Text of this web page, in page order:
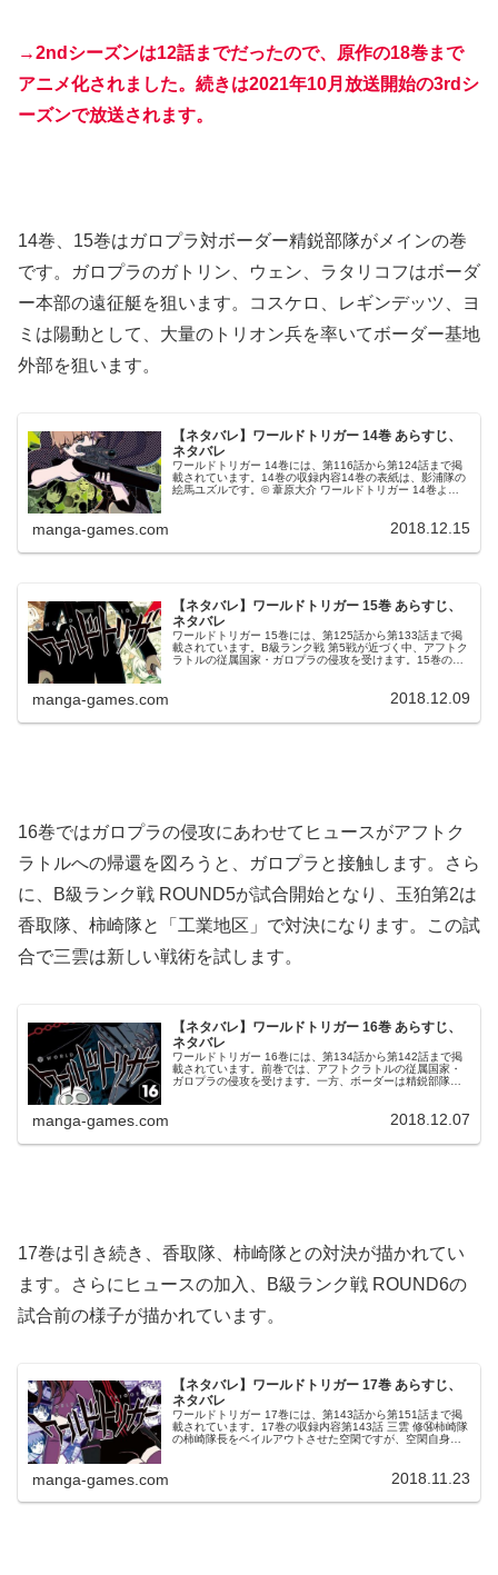
→2ndシーズンは12話までだったので、原作の18巻まで
アニメ化されました。続きは2021年10月放送開始の3rdシ
ーズンで放送されます。
14巻、15巻はガロプラ対ボーダー精鋭部隊がメインの巻
です。ガロプラのガトリン、ウェン、ラタリコフはボーダ
ー本部の遠征艇を狙います。コスケロ、レギンデッツ、ヨ
ミは陽動として、大量のトリオン兵を率いてボーダー基地
外部を狙います。
【ネタバレ】ワールドトリガー 14巻 あらすじ、
ネタバレ
ワールドトリガー 14巻には、第116話から第124話まで掲
載されています。14巻の収録内容14巻の表紙は、影浦隊の
絵馬ユズルです。© 葦原大介 ワールドトリガー 14巻より
manga-games.com 2018.12.15
【ネタバレ】ワールドトリガー 15巻 あらすじ、
ネタバレ
ワールドトリガー 15巻には、第125話から第133話まで掲
載されています。B級ランク戦 第5戦が近づく中、アフトク
ラトルの従属国家・ガロプラの侵攻を受けます。15巻の収
manga-games.com 2018.12.09
16巻ではガロプラの侵攻にあわせてヒュースがアフトク
ラトルへの帰還を図ろうと、ガロプラと接触します。さら
に、B級ランク戦 ROUND5が試合開始となり、玉狛第2は
香取隊、柿崎隊と「工業地区」で対決になります。この試
合で三雲は新しい戦術を試します。
【ネタバレ】ワールドトリガー 16巻 あらすじ、
ネタバレ
ワールドトリガー 16巻には、第134話から第142話まで掲
載されています。前巻では、アフトクラトルの従属国家・
ガロプラの侵攻を受けます。一方、ボーダーは精鋭部隊で
manga-games.com 2018.12.07
17巻は引き続き、香取隊、柿崎隊との対決が描かれてい
ます。さらにヒュースの加入、B級ランク戦 ROUND6の
試合前の様子が描かれています。
【ネタバレ】ワールドトリガー 17巻 あらすじ、
ネタバレ
ワールドトリガー 17巻には、第143話から第151話まで掲
載されています。17巻の収録内容第143話 三雲 修⑭柿崎隊
の柿崎隊長をベイルアウトさせた空閑ですが、空閑自身も
manga-games.com 2018.11.23